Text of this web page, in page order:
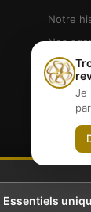
Notre
Nos
Devenir
: 49 Rue
Essentiels
Je